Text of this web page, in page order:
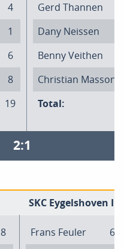
4
1
6
8
19
Gerd Thannen
Dany Neissen
Benny Veithen
Christian Masson
Total:
2:1
SKC Eygelshoven II
8
Frans Feuler